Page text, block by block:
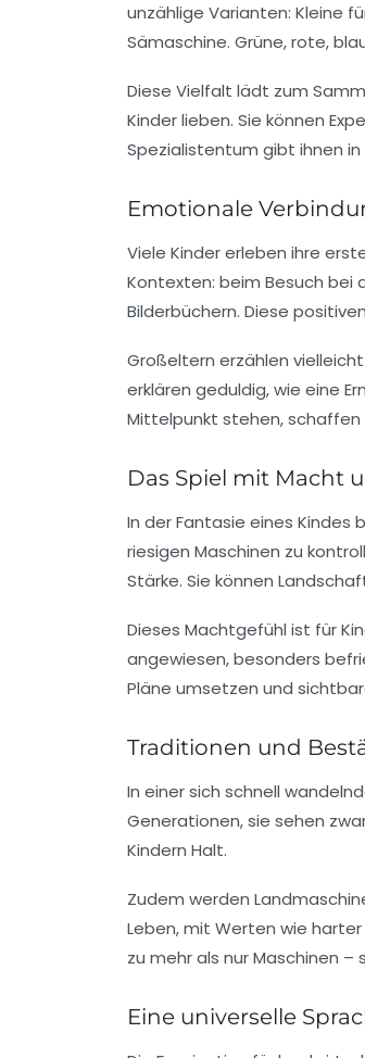
unzählige Varianten: Kleine
Sämaschine. Grüne, rote,
Diese Vielfalt lädt zum
Kinder lieben. Sie können
Spezialistentum gibt ihnen
Emotionale
Viele Kinder erleben ihre
Kontexten: beim Besuch bei
Bilderbüchern. Diese
Großeltern erzählen
erklären geduldig, wie eine
Mittelpunkt stehen,
Das Spiel mit Macht
In der Fantasie eines Kindes
riesigen Maschinen zu
Stärke. Sie können
Dieses Machtgefühl ist für
angewiesen, besonders
Pläne umsetzen und
Traditionen und
In einer sich schnell
Generationen, sie sehen
Kindern Halt.
Zudem werden
Leben, mit Werten wie
zu mehr als nur Maschinen –
Eine universelle